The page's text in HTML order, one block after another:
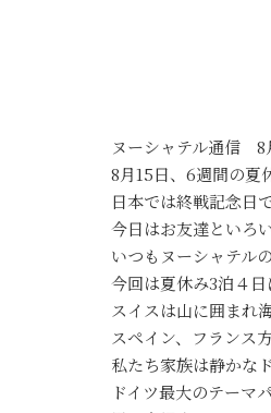
ヌーシャテル通信 8
8月15日、6週間の夏
日本では終戦記念日
今日はお友達といろ
いつもヌーシャテル
今回は夏休み3泊４日
スイスは山に囲まれ
スペイン、フランス
私たち家族は静かな
ドイツ最大のテーマ